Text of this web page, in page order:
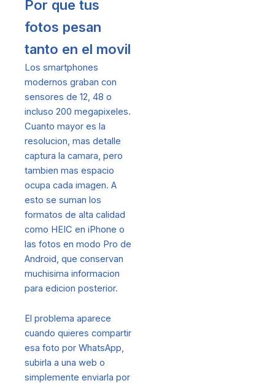
Por que tus
fotos pesan
tanto en el movil
Los smartphones
modernos graban con
sensores de 12, 48 o
incluso 200 megapixeles.
Cuanto mayor es la
resolucion, mas detalle
captura la camara, pero
tambien mas espacio
ocupa cada imagen. A
esto se suman los
formatos de alta calidad
como HEIC en iPhone o
las fotos en modo Pro de
Android, que conservan
muchisima informacion
para edicion posterior.
El problema aparece
cuando quieres compartir
esa foto por WhatsApp,
subirla a una web o
simplemente enviarla por